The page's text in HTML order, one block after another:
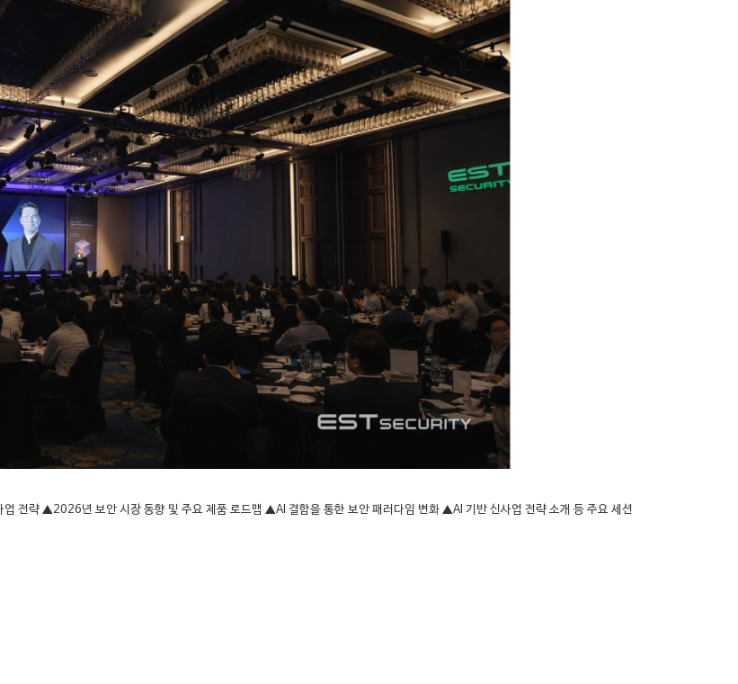
전략 ▲2026년 보안 시장 동향 및 주요 제품 로드맵 ▲AI 결합을 통한 보안 패러다임 변화 ▲AI 기반 신사업 전략 소개 등 주요 세션